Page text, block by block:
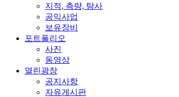
지적, 측량, 탐사
공익사업
보유장비
포트폴리오
사진
동영상
열린광장
공지사항
자유게시판